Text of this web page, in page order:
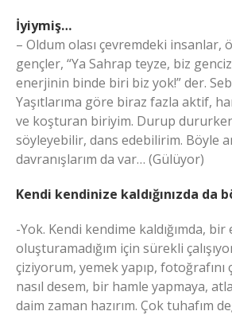
İyiymiş…
– Oldum olası çevremdeki insanlar,
gençler, “Ya Sahrap teyze, biz
enerjinin binde biri biz yok!” der.
Yaşıtlarıma göre biraz fazla aktif,
ve koşturan biriyim. Durup
söyleyebilir, dans edebilirim. Böyle
davranışlarım da var… (Gülüyor)
Kendi kendinize kaldığınızda da
-Yok. Kendi kendime kaldığımda, bir
oluşturamadığım için sürekli
çiziyorum, yemek yapıp,
nasıl desem, bir hamle yapmaya,
daim zaman hazırım. Çok tuhafım